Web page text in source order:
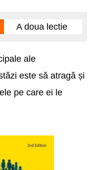
ale
este să atragă și
pe care ei le
A doua lectie